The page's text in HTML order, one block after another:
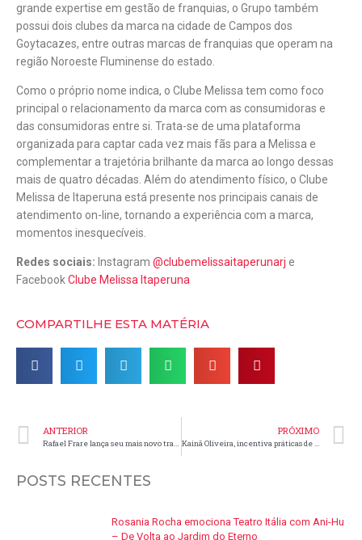
grande expertise em gestão de franquias, o Grupo também
possui dois clubes da marca na cidade de Campos dos
Goytacazes, entre outras marcas de franquias que operam na
região Noroeste Fluminense do estado.
Como o próprio nome indica, o Clube Melissa tem como foco
principal o relacionamento da marca com as consumidoras e
das consumidoras entre si. Trata-se de uma plataforma
organizada para captar cada vez mais fãs para a Melissa e
complementar a trajetória brilhante da marca ao longo dessas
mais de quatro décadas. Além do atendimento físico, o Clube
Melissa de Itaperuna está presente nos principais canais de
atendimento on-line, tornando a experiência com a marca,
momentos inesquecíveis.
Redes sociais: Instagram @clubemelissaitaperunarj e
FacebookClube Melissa Itaperuna
COMPARTILHE ESTA MATÉRIA
ANTERIOR
Rafael Frare lança seu mais novo trabalho em todas plataformas digitais
PRÓXIMO
Kainã Oliveira, incentiva práticas de atividades físicas em seu novo trabalho
POSTS RECENTES
Rosania Rocha emociona Teatro Itália com Ani-Hu
– De Volta ao Jardim do Eterno